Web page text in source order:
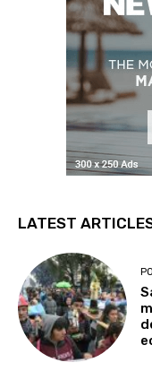
LATEST